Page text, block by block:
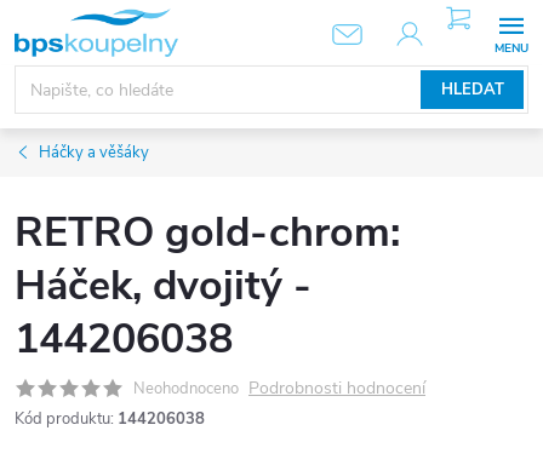
obsah
HLEDAT
NÁKUPNÍ
KOŠÍK
Háčky a věšáky
RETRO gold-chrom:
Háček, dvojitý -
144206038
Neohodnoceno Podrobnosti hodnocení
Kód produktu: 144206038